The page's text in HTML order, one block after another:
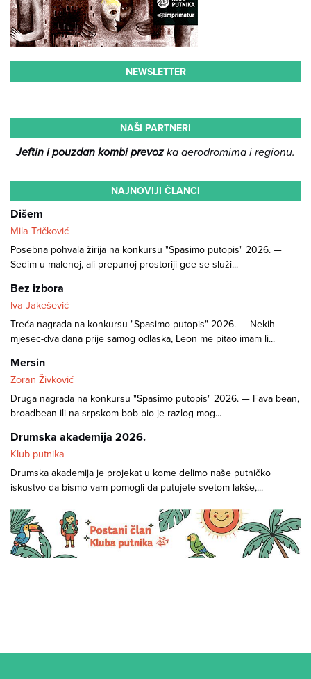
NEWSLETTER
NAŠI PARTNERI
Jeftin i pouzdan kombi prevozka aerodromima i regionu.
NAJNOVIJI ČLANCI
Dišem
Mila Tričković
Posebna pohvala žirija na konkursu "Spasimo putopis" 2026. —
Sedim u malenoj, ali prepunoj prostoriji gde se služi...
Bez izbora
Iva Jakešević
Treća nagrada na konkursu "Spasimo putopis" 2026. — Nekih
mjesec-dva dana prije samog odlaska, Leon me pitao imam li...
Mersin
Zoran Živković
Druga nagrada na konkursu "Spasimo putopis" 2026. — Fava bean,
broadbean ili na srpskom bob bio je razlog mog...
Drumska akademija 2026.
Klub putnika
Drumska akademija je projekat u kome delimo naše putničko
iskustvo da bismo vam pomogli da putujete svetom lakše,...